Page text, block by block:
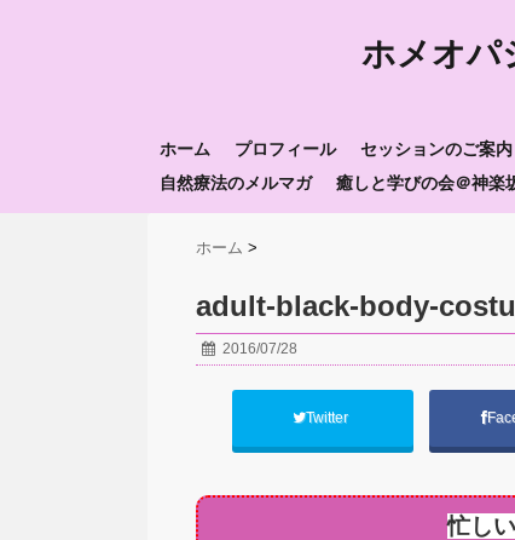
ホメオパ
ホーム プロフィール セッションのご案内
自然療法のメルマガ
癒しと学びの会＠神楽
ホーム >
adult-black-body-
2016/07/28
Twitter
忙し